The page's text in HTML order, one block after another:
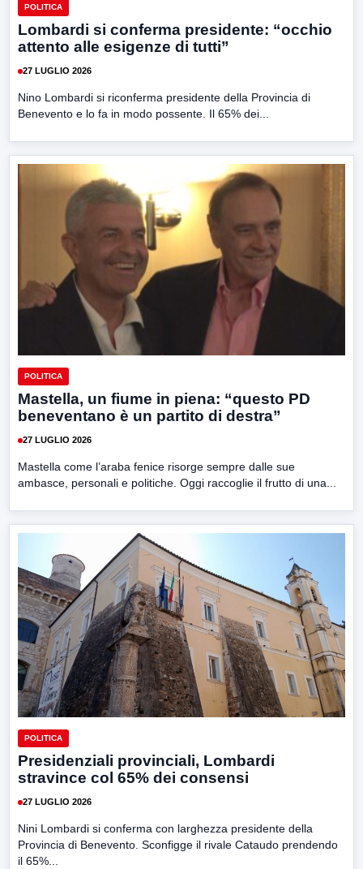
POLITICA
Lombardi si conferma presidente: “occhio
attento alle esigenze di tutti”
27 LUGLIO 2026
Nino Lombardi si riconferma presidente della Provincia di
Benevento e lo fa in modo possente. Il 65% dei...
POLITICA
Mastella, un fiume in piena: “questo PD
beneventano è un partito di destra”
27 LUGLIO 2026
Mastella come l’araba fenice risorge sempre dalle sue
ambasce, personali e politiche. Oggi raccoglie il frutto di una...
POLITICA
Presidenziali provinciali, Lombardi
stravince col 65% dei consensi
27 LUGLIO 2026
Nini Lombardi si conferma con larghezza presidente della
Provincia di Benevento. Sconfigge il rivale Cataudo prendendo
il 65%...